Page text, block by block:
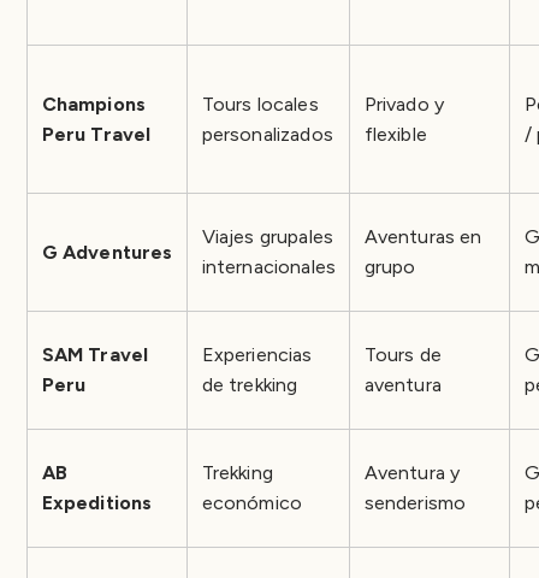
Champions
Peru Travel
Tours locales
personalizados
Privado y
flexible
/
G Adventures
Viajes grupales
internacionales
Aventuras en
grupo
SAM Travel
Peru
Experiencias
de trekking
Tours de
aventura
AB
Expeditions
Trekking
económico
Aventura y
senderismo